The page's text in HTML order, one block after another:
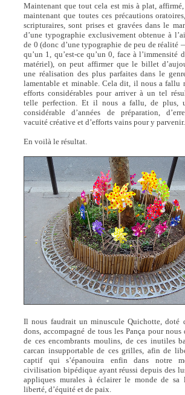
Maintenant que tout cela est mis à plat,
maintenant que toutes ces précautions
scripturaires, sont prises et gravées dans le
d’une typographie exclusivement obtenue à
de 0 (donc d’une typographie de peu de réalité
qu’un 1, qu’est-ce qu’un 0, face à l’immensité
matériel), on peut affirmer que le billet
une réalisation des plus parfaites dans le
lamentable et minable. Cela dit, il nous a fallu
efforts considérables pour arriver à un tel
telle perfection. Et il nous a fallu, de plus,
considérable d’années de préparation,
vacuité créative et d’efforts vains pour y parvenir.
En voilà le résultat.
Il nous faudrait un minuscule Quichotte, doté
dons, accompagné de tous les Pança pour nous
de ces encombrants moulins, de ces inutiles
carcan insupportable de ces grilles, afin de
captif qui s’épanouira enfin dans notre
civilisation bipédique ayant réussi depuis des
appliques murales à éclairer le monde de sa
liberté, d’équité et de paix.